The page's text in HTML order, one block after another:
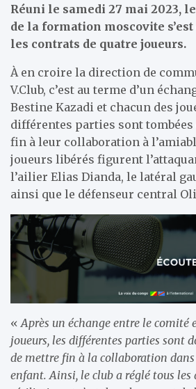
Réuni le samedi 27 mai 2023,
de la formation moscovite
les contrats de quatre joueurs.
À en croire la direction de
V.Club, c’est au terme d’un
Bestine Kazadi et chacun des
différentes parties sont tombées
fin à leur collaboration à
joueurs libérés figurent
l’ailier Elias Dianda, le latéral
ainsi que le défenseur central
«Après un échange entre le comité
joueurs, les différentes parties sont
de mettre fin à la collaboration
enfant. Ainsi, le club a réglé tous